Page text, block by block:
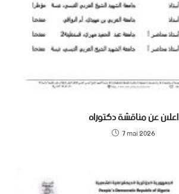
اعلان عن مناقشة دكتوراه
7 mai 2026